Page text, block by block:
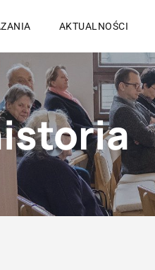
AKTUALNOŚCI